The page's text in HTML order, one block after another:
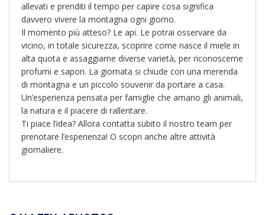
allevati e prenditi il tempo per capire cosa significa
davvero vivere la montagna ogni giorno.
Il momento più atteso? Le api. Le potrai osservare da
vicino, in totale sicurezza, scoprire come nasce il miele in
alta quota e assaggiarne diverse varietà, per riconoscerne
profumi e sapori. La giornata si chiude con una merenda
di montagna e un piccolo souvenir da portare a casa.
Un’esperienza pensata per famiglie che amano gli animali,
la natura e il piacere di rallentare.
Ti piace l’idea? Allora contatta subito il nostro team per
prenotare l’esperienza! O scopri anche altre attività
giornaliere.